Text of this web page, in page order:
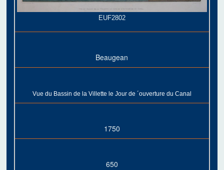
EUF2802
Beaugean
Vue du Bassin de la Villette le Jour de ´ouverture du Canal
1750
650